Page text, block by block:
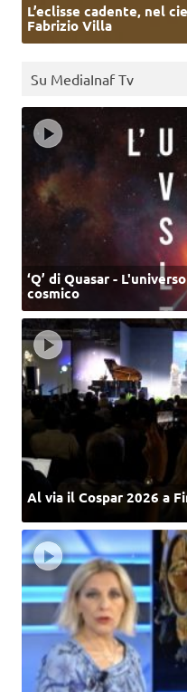
L’eclisse cadente, nel
Fabrizio Villa
Su MediaInaf Tv
‘Q’ di Quasar -
cosmico
Al via il Cospar 2026 a